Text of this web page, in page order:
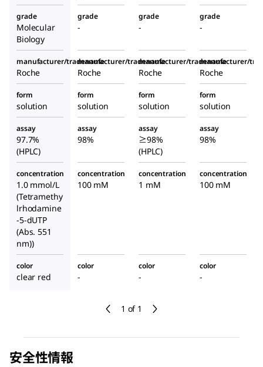
1 of 1
grade
Molecular
Biology
grade
-
grade
-
grade
-
manufacturer/tradename
Roche
manufacturer/tradename
Roche
manufacturer/tradename
Roche
manufacturer/
Roche
form
solution
form
solution
form
solution
form
solution
assay
97.7%
(HPLC)
assay
98%
assay
≥98%
(HPLC)
assay
98%
concentration
1.0 mmol/L
(Tetramethy
lrhodamine
-5-dUTP
(Abs. 551
nm))
concentration
100 mM
concentration
1 mM
concentration
100 mM
color
clear red
color
-
color
-
color
-
安全性情報